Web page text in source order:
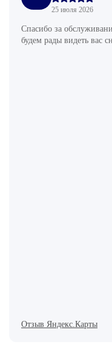
25 июля 2026
Спасибо за
будем рады видеть вас
Отзыв Яндекс.Карты